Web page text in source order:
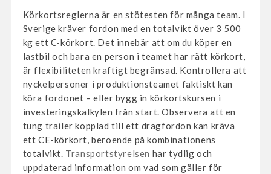
Körkortsreglerna är en stötesten för många team. I
Sverige kräver fordon med en totalvikt över 3 500
kg ett C-körkort. Det innebär att om du köper en
lastbil och bara en person i teamet har rätt körkort,
är flexibiliteten kraftigt begränsad. Kontrollera att
nyckelpersoner i produktionsteamet faktiskt kan
köra fordonet – eller bygg in körkortskursen i
investeringskalkylen från start. Observera att en
tung trailer kopplad till ett dragfordon kan kräva
ett CE-körkort, beroende på kombinationens
totalvikt. Transportstyrelsen har tydlig och
uppdaterad information om vad som gäller för